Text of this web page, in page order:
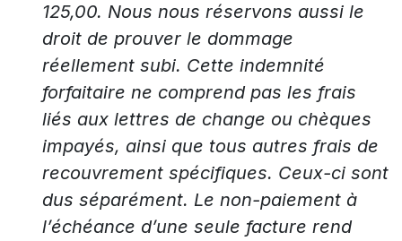
125,00. Nous nous réservons aussi le
droit de prouver le dommage
réellement subi. Cette indemnité
forfaitaire ne comprend pas les frais
liés aux lettres de change ou chèques
impayés, ainsi que tous autres frais de
recouvrement spécifiques. Ceux-ci sont
dus séparément. Le non-paiement à
l’échéance d’une seule facture rend